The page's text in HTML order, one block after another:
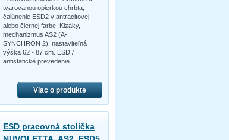
tvarovanou opierkou chrbta,
čalúnenie ESD2 v antracitovej
alebo čiernej farbe. Klzáky,
mechanizmus AS2 (A-
SYNCHRON 2), nastaviteľná
výška 62 - 87 cm. ESD /
antistatické prevedenie.
Viac o produkte
ESD pracovná stolička